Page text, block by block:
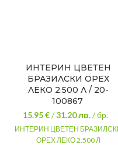
ИНТЕРИН ЦВЕТЕН
БРАЗИЛСКИ ОРЕХ
ЛЕКО 2.500 Л / 20-
100867
15.95 €/31.20лв./ бр.
ИНТЕРИН ЦВЕТЕН
ОРЕХ ЛЕКО 2.500 Л